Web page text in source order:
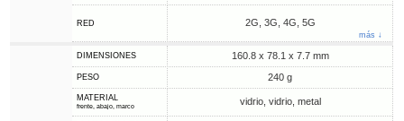
RED 2G, 3G, 4G, 5G
más ↓
DIMENSIONES 160.8 x 78.1 x 7.7 mm
PESO 240 g
MATERIAL
frente, abajo, marco vidrio, vidrio, metal